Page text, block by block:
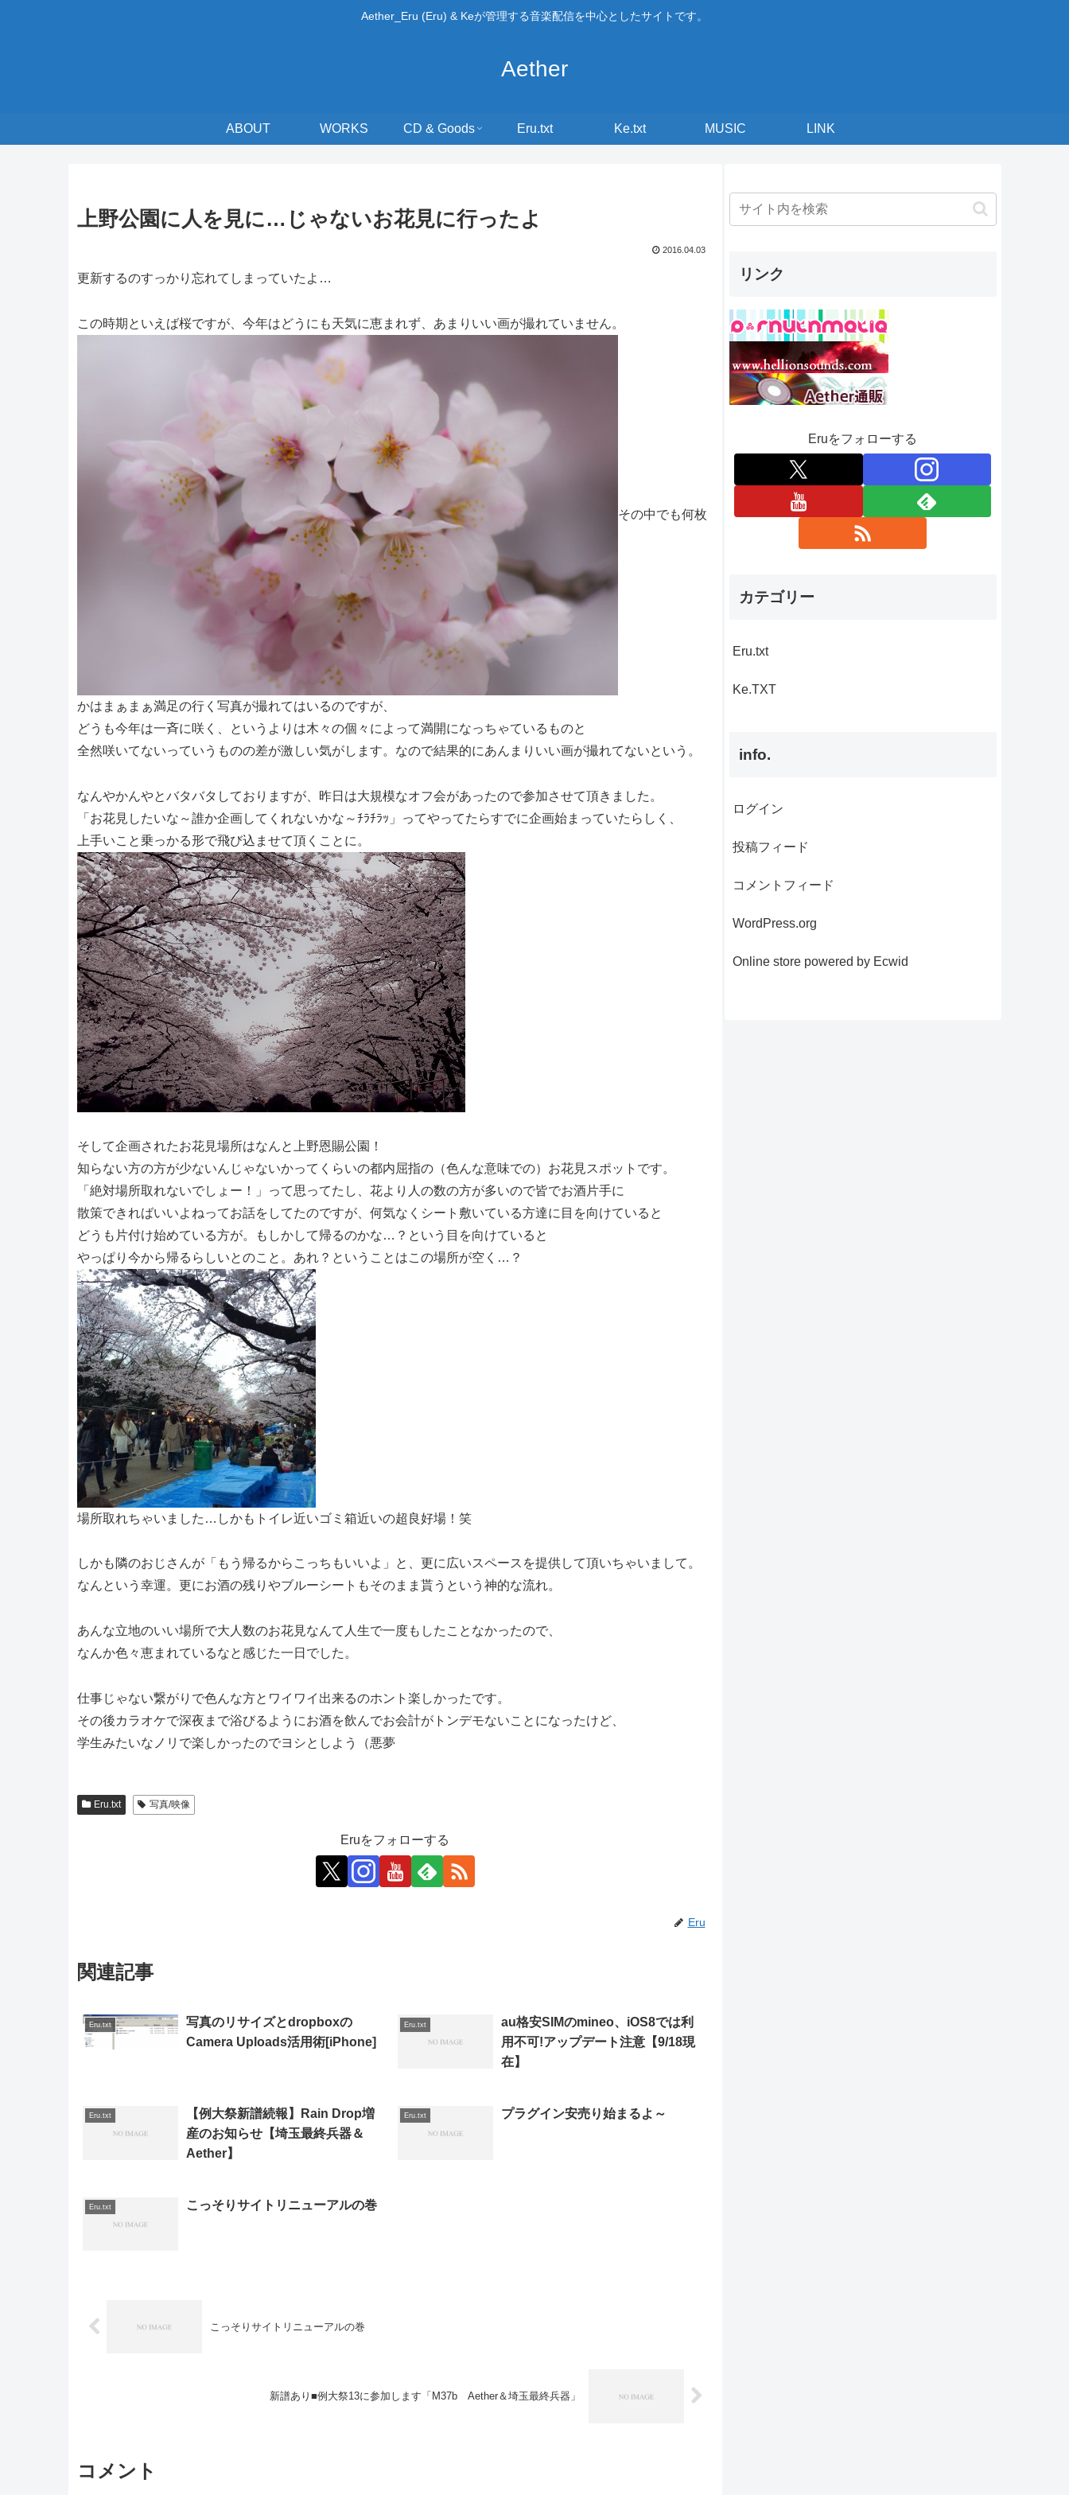
Aether_Eru (Eru) & Keが管理する音楽配信を中心としたサイトです。
Aether
ABOUT WORKS CD & Goods Eru.txt Ke.txt MUSIC LINK
上野公園に人を見に…じゃないお花見に行ったよ
2016.04.03
更新するのすっかり忘れてしまっていたよ…
この時期といえば桜ですが、今年はどうにも天気に恵まれず、あまりいい画が撮れていません。
その中でも何枚
かはまぁまぁ満足の行く写真が撮れてはいるのですが、
どうも今年は一斉に咲く、というよりは木々の個々によって満開になっちゃているものと
全然咲いてないっていうものの差が激しい気がします。なので結果的にあんまりいい画が撮れてないという。
なんやかんやとバタバタしておりますが、昨日は大規模なオフ会があったので参加させて頂きました。
「お花見したいな～誰か企画してくれないかな～ﾁﾗﾁﾗｯ」ってやってたらすでに企画始まっていたらしく、
上手いこと乗っかる形で飛び込ませて頂くことに。
そして企画されたお花見場所はなんと上野恩賜公園！
知らない方の方が少ないんじゃないかってくらいの都内屈指の（色んな意味での）お花見スポットです。
「絶対場所取れないでしょー！」って思ってたし、花より人の数の方が多いので皆でお酒片手に
散策できればいいよねってお話をしてたのですが、何気なくシート敷いている方達に目を向けていると
どうも片付け始めている方が。もしかして帰るのかな…？という目を向けていると
やっぱり今から帰るらしいとのこと。あれ？ということはこの場所が空く…？
場所取れちゃいました…しかもトイレ近いゴミ箱近いの超良好場！笑
しかも隣のおじさんが「もう帰るからこっちもいいよ」と、更に広いスペースを提供して頂いちゃいまして。
なんという幸運。更にお酒の残りやブルーシートもそのまま貰うという神的な流れ。
あんな立地のいい場所で大人数のお花見なんて人生で一度もしたことなかったので、
なんか色々恵まれているなと感じた一日でした。
仕事じゃない繋がりで色んな方とワイワイ出来るのホント楽しかったです。
その後カラオケで深夜まで浴びるようにお酒を飲んでお会計がトンデモないことになったけど、
学生みたいなノリで楽しかったのでヨシとしよう（悪夢
Eru.txt 写真/映像
Eruをフォローする
Eru
関連記事
Eru.txt
写真のリサイズとdropboxの
Camera Uploads活用術[iPhone]
Eru.txt
au格安SIMのmineo、iOS8では利
用不可!アップデート注意【9/18現
在】
Eru.txt
【例大祭新譜続報】Rain Drop増
産のお知らせ【埼玉最終兵器＆
Aether】
Eru.txt プラグイン安売り始まるよ～
Eru.txt こっそりサイトリニューアルの巻
こっそりサイトリニューアルの巻
新譜あり■例大祭13に参加します「M37b Aether＆埼玉最終兵器」
コメント
リンク
Eruをフォローする
カテゴリー
Eru.txt
Ke.TXT
info.
ログイン
投稿フィード
コメントフィード
WordPress.org
Online store powered by Ecwid